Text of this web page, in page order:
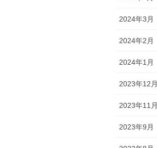
2024年3月
2024年2月
2024年1月
2023年12月
2023年11月
2023年9月